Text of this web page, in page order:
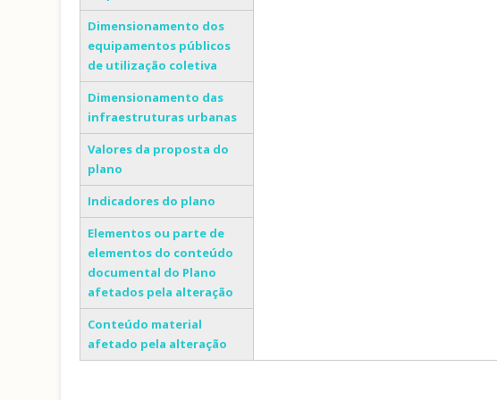
Dimensionamento dos
equipamentos públicos
de utilização coletiva
Dimensionamento das
infraestruturas urbanas
Valores da proposta do
plano
Indicadores do plano
Elementos ou parte de
elementos do conteúdo
documental do Plano
afetados pela alteração
Conteúdo material
afetado pela alteração